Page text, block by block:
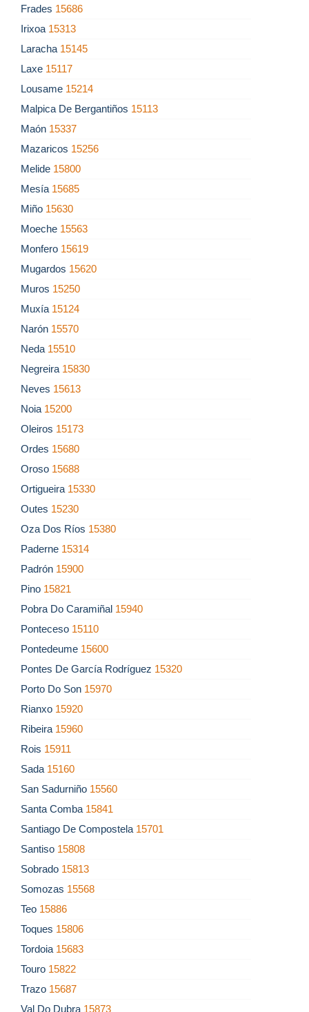
Frades 15686
Irixoa 15313
Laracha 15145
Laxe 15117
Lousame 15214
Malpica De Bergantiños 15113
Maón 15337
Mazaricos 15256
Melide 15800
Mesía 15685
Miño 15630
Moeche 15563
Monfero 15619
Mugardos 15620
Muros 15250
Muxía 15124
Narón 15570
Neda 15510
Negreira 15830
Neves 15613
Noia 15200
Oleiros 15173
Ordes 15680
Oroso 15688
Ortigueira 15330
Outes 15230
Oza Dos Ríos 15380
Paderne 15314
Padrón 15900
Pino 15821
Pobra Do Caramiñal 15940
Ponteceso 15110
Pontedeume 15600
Pontes De García Rodríguez 15320
Porto Do Son 15970
Rianxo 15920
Ribeira 15960
Rois 15911
Sada 15160
San Sadurniño 15560
Santa Comba 15841
Santiago De Compostela 15701
Santiso 15808
Sobrado 15813
Somozas 15568
Teo 15886
Toques 15806
Tordoia 15683
Touro 15822
Trazo 15687
Val Do Dubra 15873